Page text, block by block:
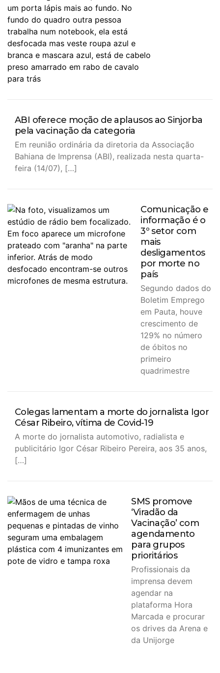
ABI oferece moção de aplausos ao Sinjorba
pela vacinação da categoria
Em reunião ordinária da diretoria da Associação
Bahiana de Imprensa (ABI), realizada nesta quarta-
feira (14/07), […]
Comunicação e
informação é o
3º setor com
mais
desligamentos
por morte no
país
Segundo dados do
Boletim Emprego
em Pauta, houve
crescimento de
129% no número
de óbitos no
primeiro
quadrimestre
Colegas lamentam a morte do jornalista Igor
César Ribeiro, vítima de Covid-19
A morte do jornalista automotivo, radialista e
publicitário Igor César Ribeiro Pereira, aos 35 anos,
[…]
SMS promove
‘Viradão da
Vacinação’ com
agendamento
para grupos
prioritários
Profissionais da
imprensa devem
agendar na
plataforma Hora
Marcada e procurar
os drives da Arena e
da Unijorge